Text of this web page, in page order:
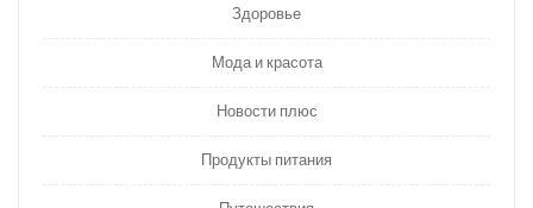
Здоровье
Мода и красота
Новости плюс
Продукты питания